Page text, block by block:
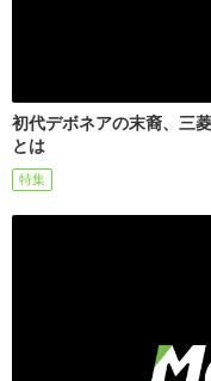
初代デボネアの末裔、三
とは
特集